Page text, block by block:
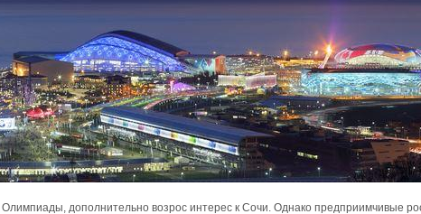
дополнительно возрос интерес к Сочи. Однако предприимчивые